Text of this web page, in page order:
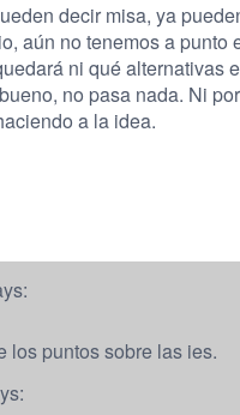
decir misa, ya
aún no tenemos a
ni qué alternativas
no pasa nada. Ni
a la idea.
los puntos sobre las ies.